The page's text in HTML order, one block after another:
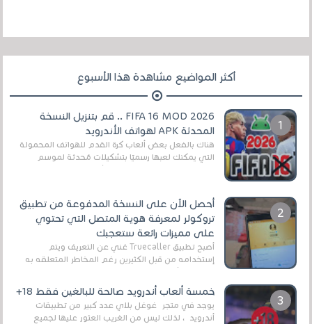
أكثر المواضيع مشاهدة هذا الأسبوع
FIFA 16 MOD 2026 .. قم بتنزيل النسخة
المحدثة APK لهواتف الأندرويد
هناك بالفعل بعض ألعاب كرة القدم للهواتف المحمولة
التي يمكنك لعبها رسميًا بتشكيلات مُحدثة لموسم
أحصل الآن على النسخة المدفوعة من تطبيق
تروكولر لمعرفة هوية المتصل التي تحتوي
على مميزات رائعة ستعجبك
أصبح تطبيق Truecaller غني عن التعريف ويتم
إستخدامه من قبل الكثيرين رغم المخاطر المتعلقه به
خمسة ألعاب أندرويد صالحة للبالغين فقط 18+
يوجد في متجر غوغل بلاي عدد كبير من تطبيقات
أندرويد ، لذلك ليس من الغريب العثور عليها لجميع